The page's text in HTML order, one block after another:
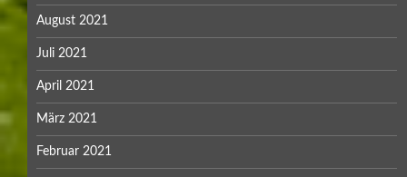
August 2021
Juli 2021
April 2021
März 2021
Februar 2021